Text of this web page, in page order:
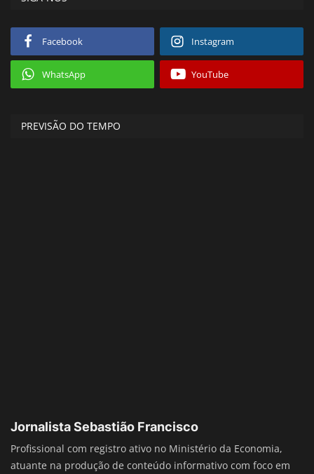
Facebook Instagram
WhatsApp YouTube
PREVISÃO DO TEMPO
Jornalista Sebastião Francisco
Profissional com registro ativo no Ministério da Economia,
atuante na produção de conteúdo informativo com foco em